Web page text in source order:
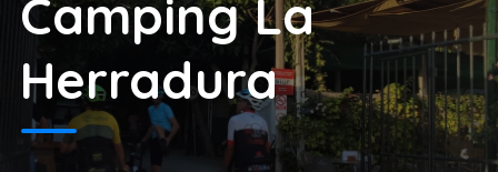
Camping La
Herradura